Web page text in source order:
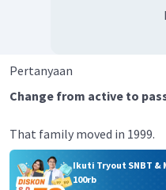
Pertanyaan
Change from active to
That family moved in 1999.
Ikuti Tryout SNBT &
100rb